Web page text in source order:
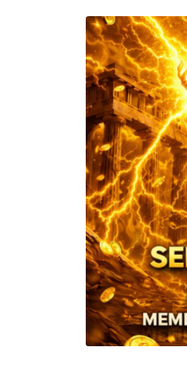
semua
rincian
akomodasi
termasuk
nomor
telepon
dan
alamat
akan
disertakan
dalam
konfirmasi
pemesanan
dan
akun
Anda.